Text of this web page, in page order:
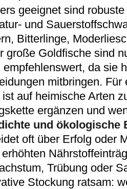
geeignet sind
und
Bitterlinge,
große Goldfische sind
empfehlenswert, da sie
mitbringen.
auf heimische Arten
ergänzen und
und ökologische
oft über Erfolg oder
Trübung oder
Stockung ratsam: